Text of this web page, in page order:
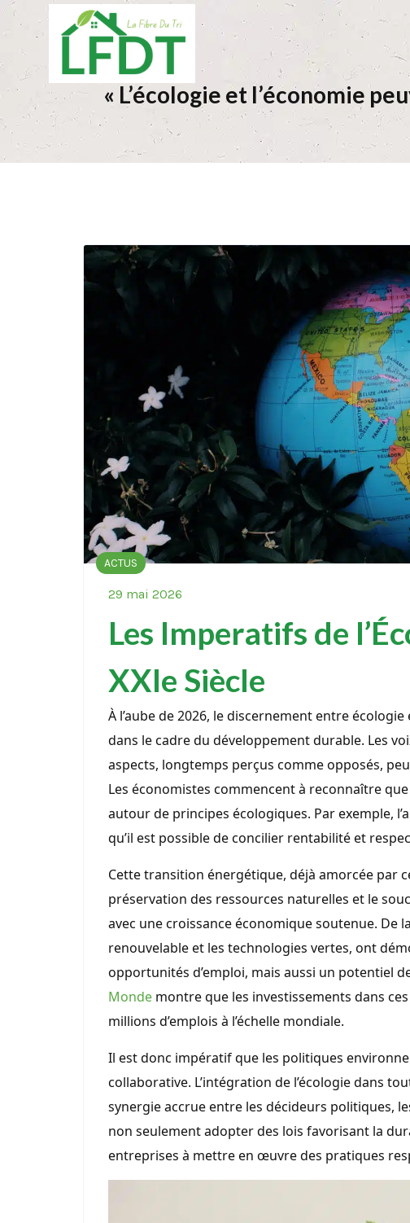
« L’écologie et l’économie
ACTUS
29 mai 2026
Les Imperatifs de
XXIe Siècle
À l’aube de 2026, le discernement entre
dans le cadre du développement durable. Les
aspects, longtemps perçus comme opposés,
Les économistes commencent à reconnaître que
autour de principes écologiques. Par exemple,
qu’il est possible de concilier rentabilité et
Cette transition énergétique, déjà amorcée par
préservation des ressources naturelles et le
avec une croissance économique soutenue. De
renouvelable et les technologies vertes, ont
opportunités d’emploi, mais aussi un potentiel
Monde montre que les investissements dans
millions d’emplois à l’échelle mondiale.
Il est donc impératif que les politiques
collaborative. L’intégration de l’écologie dans
synergie accrue entre les décideurs politiques,
non seulement adopter des lois favorisant la
entreprises à mettre en œuvre des pratiques